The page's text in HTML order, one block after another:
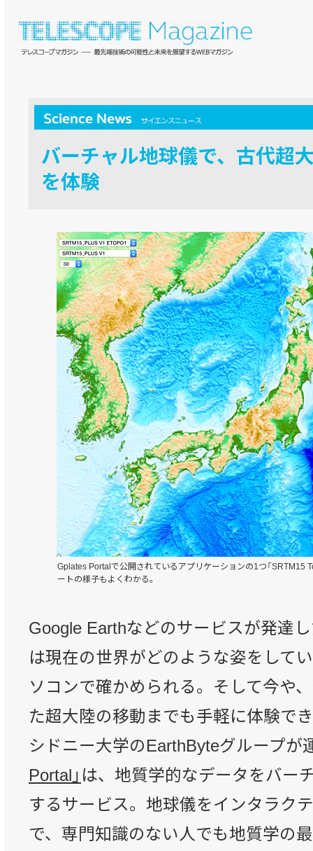
バーチャル地球儀で、古代超
を体験
Gplates Portalで公開されているアプリケーションの1つ「SRTM15
ートの様子もよくわかる。
Google Earthなどのサービスが発達
は現在の世界がどのような姿をして
ソコンで確かめられる。そして今や
た超大陸の移動までも手軽に体験で
シドニー大学のEarthByteグループが
Portal」 は、地質学的なデータをバー
するサービス。地球儀をインタラク
で、専門知識のない人でも地質学の